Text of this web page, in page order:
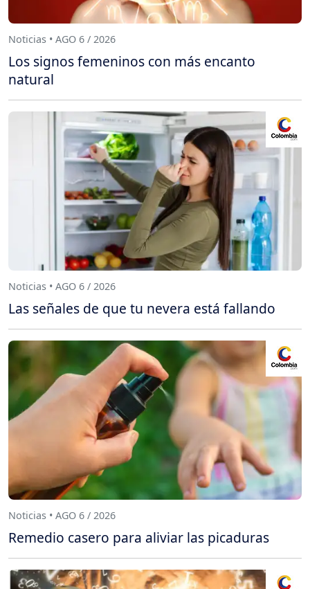
Noticias • AGO 6 / 2026
Los signos femeninos con más encanto
natural
Noticias • AGO 6 / 2026
Las señales de que tu nevera está fallando
Noticias • AGO 6 / 2026
Remedio casero para aliviar las picaduras